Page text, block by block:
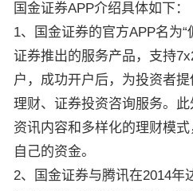
国金证券APP介绍具体如下：
1、国金证券的官方APP名为
证券推出的服务产品，支持
户，成功开户后，为投资者
理财、证券投资咨询服务。
资讯内容和多样化的理财模
自己的资金。
2、国金证券与腾讯在2014年